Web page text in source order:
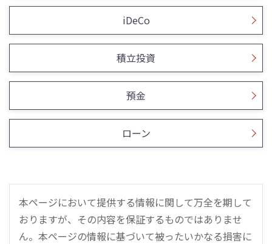
iDeCo
積立投資
預金
ローン
本ページにおいて提供する情報に関して万全を期して
おりますが、その内容を保証するものではありませ
ん。本ページの情報に基づいて被ったいかなる損害に